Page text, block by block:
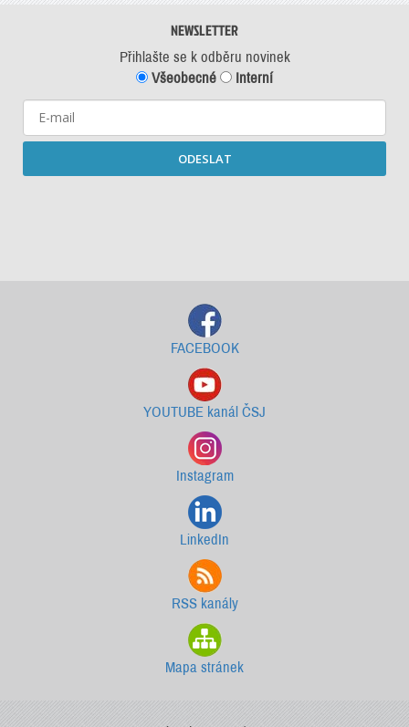
NEWSLETTER
Přihlašte se k odběru novinek
Všeobecné
Interní
ODESLAT
FACEBOOK
YOUTUBE kanál ČSJ
Instagram
LinkedIn
RSS kanály
Mapa stránek